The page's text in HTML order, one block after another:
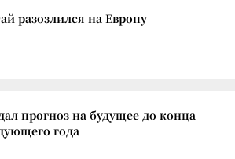
разозлился на Европу
прогноз на будущее до конца
года